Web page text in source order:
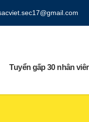
Tuyển gấp 30 nhân